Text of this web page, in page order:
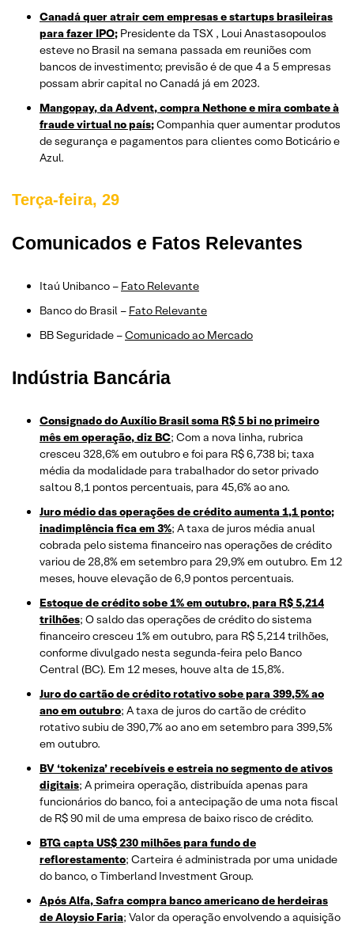
Canadá quer atrair cem empresas e startups brasileiras
para fazer IPO; Presidente da TSX , Loui Anastasopoulos
esteve no Brasil na semana passada em reuniões com
bancos de investimento; previsão é de que 4 a 5 empresas
possam abrir capital no Canadá já em 2023.
Mangopay, da Advent, compra Nethone e mira combate à
fraude virtual no país;Companhia quer aumentar produtos
de segurança e pagamentos para clientes como Boticário e
Azul.
Terça-feira, 29
Comunicados e Fatos Relevantes
Itaú Unibanco – Fato Relevante
Banco do Brasil – Fato Relevante
BB Seguridade –Comunicado ao Mercado
Indústria Bancária
Consignado do Auxílio Brasil soma R$ 5 bi no primeiro
mês em operação, diz BC; Com a nova linha, rubrica
cresceu 328,6% em outubro e foi para R$ 6,738 bi; taxa
média da modalidade para trabalhador do setor privado
saltou 8,1 pontos percentuais, para 45,6% ao ano.
Juro médio das operações de crédito aumenta 1,1 ponto;
inadimplência fica em 3%; A taxa de juros média anual
cobrada pelo sistema financeiro nas operações de crédito
variou de 28,8% em setembro para 29,9% em outubro. Em 12
meses, houve elevação de 6,9 pontos percentuais.
Estoque de crédito sobe 1% em outubro, para R$ 5,214
trilhões; O saldo das operações de crédito do sistema
financeiro cresceu 1% em outubro, para R$ 5,214 trilhões,
conforme divulgado nesta segunda-feira pelo Banco
Central (BC). Em 12 meses, houve alta de 15,8%.
Juro do cartão de crédito rotativo sobe para 399,5% ao
ano em outubro; A taxa de juros do cartão de crédito
rotativo subiu de 390,7% ao ano em setembro para 399,5%
em outubro.
BV ‘tokeniza’ recebíveis e estreia no segmento de ativos
digitais; A primeira operação, distribuída apenas para
funcionários do banco, foi a antecipação de uma nota fiscal
de R$ 90 mil de uma empresa de baixo risco de crédito.
BTG capta US$ 230 milhões para fundo de
reflorestamento; Carteira é administrada por uma unidade
do banco, o Timberland Investment Group.
Após Alfa, Safra compra banco americano de herdeiras
de Aloysio Faria; Valor da operação envolvendo a aquisição